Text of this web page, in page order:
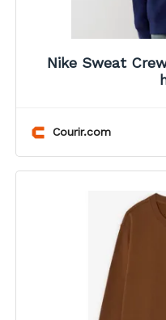
Nike Sweat
Courir.com